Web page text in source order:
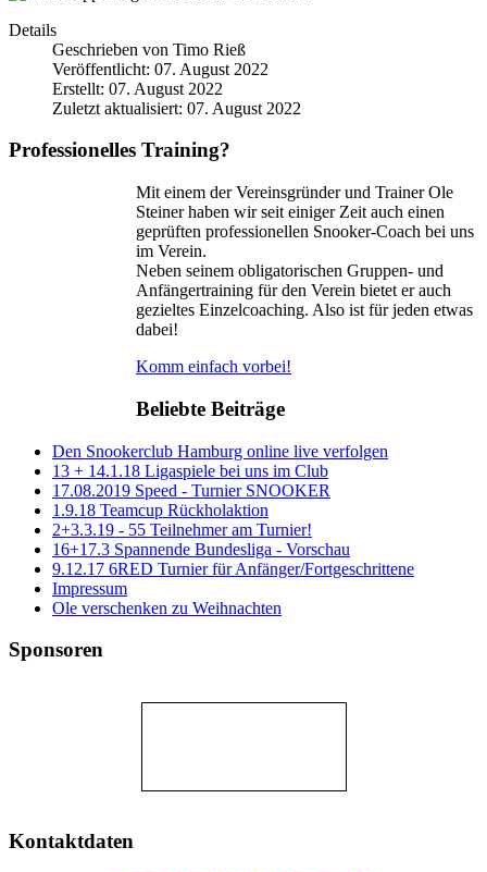
Details
Geschrieben von Timo Rieß
Veröffentlicht: 07. August 2022
Erstellt: 07. August 2022
Zuletzt aktualisiert: 07. August 2022
Professionelles Training?
Mit einem der Vereinsgründer und Trainer Ole
Steiner haben wir seit einiger Zeit auch einen
geprüften professionellen Snooker-Coach bei uns
im Verein.
Neben seinem obligatorischen Gruppen- und
Anfängertraining für den Verein bietet er auch
gezieltes Einzelcoaching. Also ist für jeden etwas
dabei!
Komm einfach vorbei!
Beliebte Beiträge
Den Snookerclub Hamburg online live verfolgen
13 + 14.1.18 Ligaspiele bei uns im Club
17.08.2019 Speed - Turnier SNOOKER
1.9.18 Teamcup Rückholaktion
2+3.3.19 - 55 Teilnehmer am Turnier!
16+17.3 Spannende Bundesliga - Vorschau
9.12.17 6RED Turnier für Anfänger/Fortgeschrittene
Impressum
Ole verschenken zu Weihnachten
Sponsoren
Kontaktdaten